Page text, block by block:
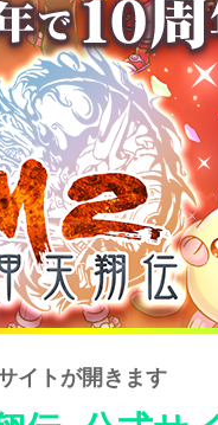
イトが開きます